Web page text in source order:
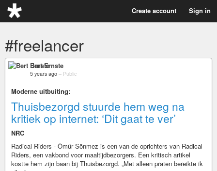
Create account Sign in
#freelancer
Bert Ernste
5 years ago – Public
Moderne uitbuiting:
Thuisbezorgd stuurde hem weg na
kritiek op internet: ‘Dit gaat te ver’
NRC
Radical Riders - Ömür Sönmez is een van de oprichters van Radical
Riders, een vakbond voor maaltijdbezorgers. Een kritisch artikel
kostte hem zijn baan bij Thuisbezorgd. „Met alleen praten bereikte ik